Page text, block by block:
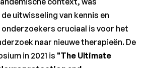
uitwisseling van kennis en
cruciaal is voor het
naar nieuwe therapieën. De
in 2021 is "The Ultimate